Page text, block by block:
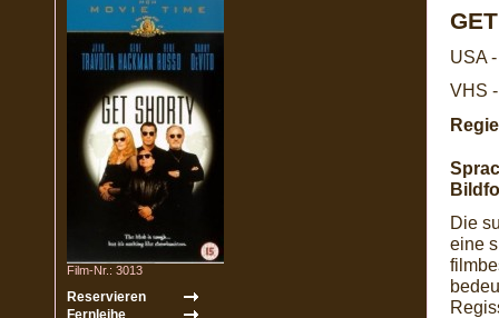
Film-Nr.: 3013
USA
VHS
Die
eine